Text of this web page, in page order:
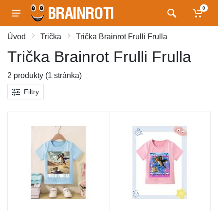
0
Úvod Trička Trička Brainrot Frulli Frulla
Trička Brainrot Frulli Frulla
2 produkty (1 stránka)
Filtry